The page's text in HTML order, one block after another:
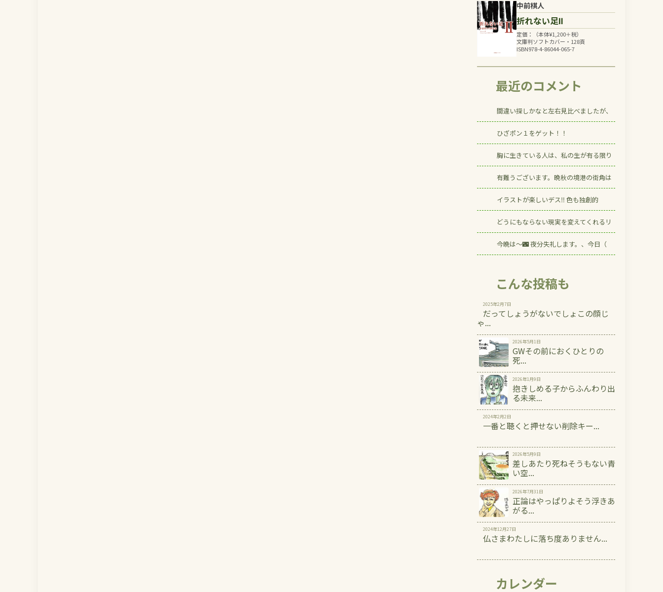
中前棋人
折れない足Ⅱ
定価：（本体¥1,200＋税）
文庫判ソフトカバー・128頁
ISBN978-4-86044-065-7
最近のコメント
間違い探しかなと左右見比べましたが、
ひざポン１をゲット！！
胸に生きている人は、私の生が有る限り
有難うございます。晩秋の境港の街角は
イラストが楽しいデス‼️ 色も独創的
どうにもならない現実を変えてくれるリ
今晩は〜🌃 夜分失礼します。、今日（
こんな投稿も
2025年2月7日
だってしょうがないでしょこの顔じ
ゃ...
2026年5月1日
GWその前におくひとりの
死...
2026年1月9日
抱きしめる子からふんわり出
る未来...
2024年2月2日
一番と聴くと押せない削除キー...
2026年5月9日
差しあたり死ねそうもない青
い空...
2026年7月31日
正論はやっぱりよそう浮きあ
がる...
2024年12月27日
仏さまわたしに落ち度ありません...
カレンダー